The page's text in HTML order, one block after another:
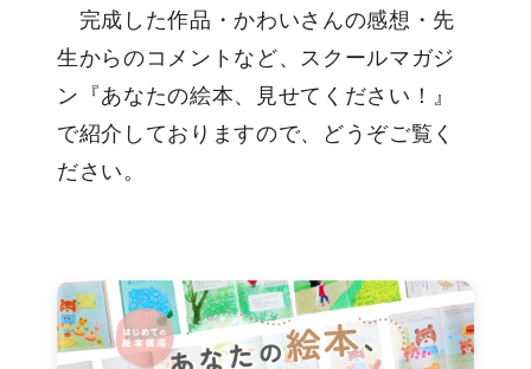
完成した作品・かわいさんの感想・先
生からのコメントなど、スクールマガジ
ン『あなたの絵本、見せてください！』
で紹介しておりますので、どうぞご覧く
ださい。